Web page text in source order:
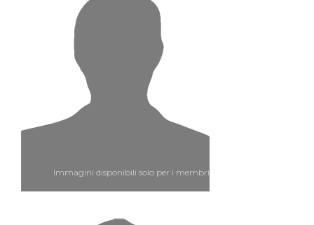
Immagini disponibili solo per i membri